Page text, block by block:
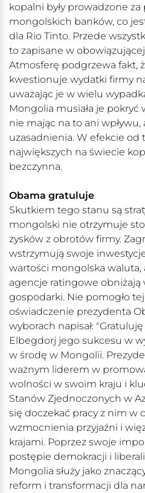
kopalni były prowadzone
mongolskich banków, co
dla Rio Tinto. Przede
to zapisane w
Atmosferę podgrzewa fakt,
kwestionuje wydatki firmy
uważając je w wielu
Mongolia musiała je
nie mając na to ani
uzasadnienia. W efekcie od
największych na świecie
bezczynna.
Obama gratuluje
Skutkiem tego stanu są
mongolski nie otrzymuje
zysków z obrotów firmy.
wstrzymują swoje
wartości mongolska
agencje ratingowe
gospodarki. Nie pomogło
oświadczenie prezydenta
wyborach napisał:
Elbegdorj jego sukcesu w
w środę w Mongolii.
ważnym liderem w
wolności w swoim kraju i
Stanów Zjednoczonych w
się doczekać pracy z nim w
wzmocnienia przyjaźni i
krajami. Poprzez swoje
postępie demokracji i
Mongolia służy jako
reform i transformacji dla